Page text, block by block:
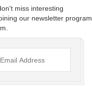
miss interesting
our newsletter program.